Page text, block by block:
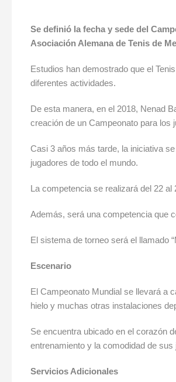
Se definió la fecha y sede del
Asociación Alemana de Tenis de
Estudios han demostrado que el
diferentes actividades.
De esta manera, en el 2018, Nenad
creación de un Campeonato para los
Casi 3 años más tarde, la iniciativa
jugadores de todo el mundo.
La competencia se realizará del 22
Además, será una competencia que
El sistema de torneo será el llamado
Escenario
El Campeonato Mundial se llevará a
hielo y muchas otras instalaciones
Se encuentra ubicado en el corazón
entrenamiento y la comodidad de sus
Servicios Adicionales